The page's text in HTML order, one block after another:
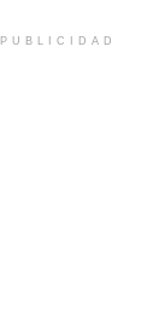
PUBLICIDAD